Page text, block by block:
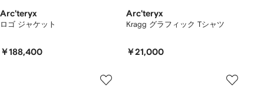
Arc'teryx
ロゴ ジャケット
￥188,400
Arc'teryx
Kragg グラフィック Tシャツ
￥21,000